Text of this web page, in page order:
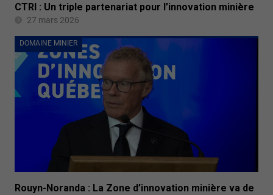
CTRI : Un triple partenariat pour l’innovation minière
27 mars 2026
DOMAINE MINIER
Rouyn-Noranda : La Zone d’innovation minière va de